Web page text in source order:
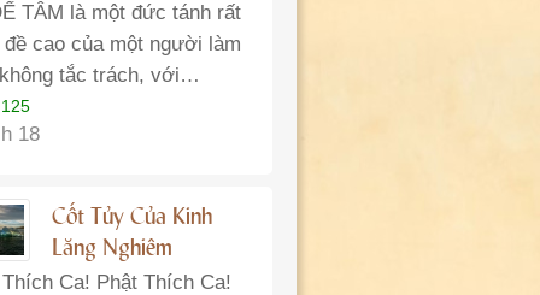
TÂM là một đức tánh rất
đề cao của một người làm
tắc trách, với…
18
Cốt Tủy Của Kinh
Lăng Nghiêm
Ca! Phật Thích Ca!